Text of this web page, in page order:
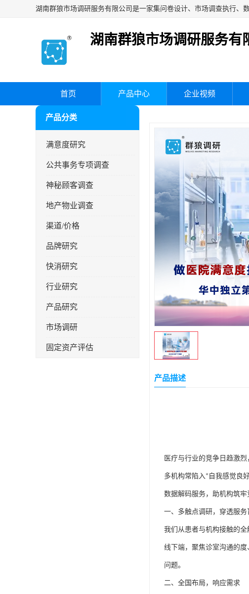
湖南群狼市场调研服务有
首页 产品中心 企业视频
产品分类
满意度研究
公共事务专项调查
神秘顾客调查
地产物业调查
渠道/价格
品牌研究
快消研究
行业研究
产品研究
市场调研
固定资产评估
产品描述
医疗与行业的竞争日趋激烈
多机构常陷入“ 自我感觉良
数据解码服务，助机构筑牢
一、 多触点调研，穿透服务
我们从患者与机构接触的
线下端，聚焦诊室沟通的
问题。
二、 全国布局，响应需求